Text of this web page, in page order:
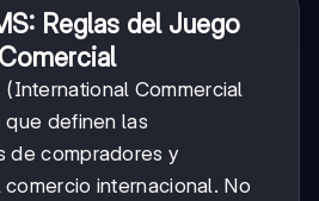
Reglas del Juego
Comercial
Commercial
que definen las
de compradores y
internacional. No